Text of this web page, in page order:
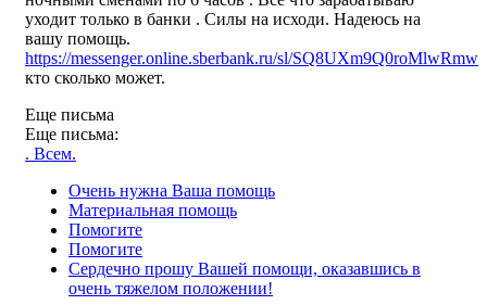
уходит только в банки . Силы на исходи. Надеюсь на
вашу помощь.
https://messenger.online.sberbank.ru/sl/SQ8UXm9Q0roMlwRmw
кто сколько может.
Еще письма
Еще письма:
. Всем.
Очень нужна Ваша помощь
Материальная помощь
Помогите
Помогите
Сердечно прошу Вашей помощи, оказавшись в
очень тяжелом положении!